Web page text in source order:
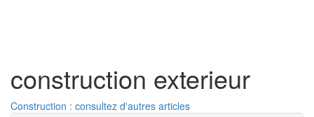
construction exterieur
Construction : consultez d'autres articles